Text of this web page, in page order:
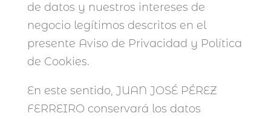
de datos y nuestros intereses de
negocio legítimos descritos en el
presente Aviso de Privacidad y Política
de Cookies.
En este sentido, JUAN JOSÉ PÉREZ
FERREIRO conservará los datos